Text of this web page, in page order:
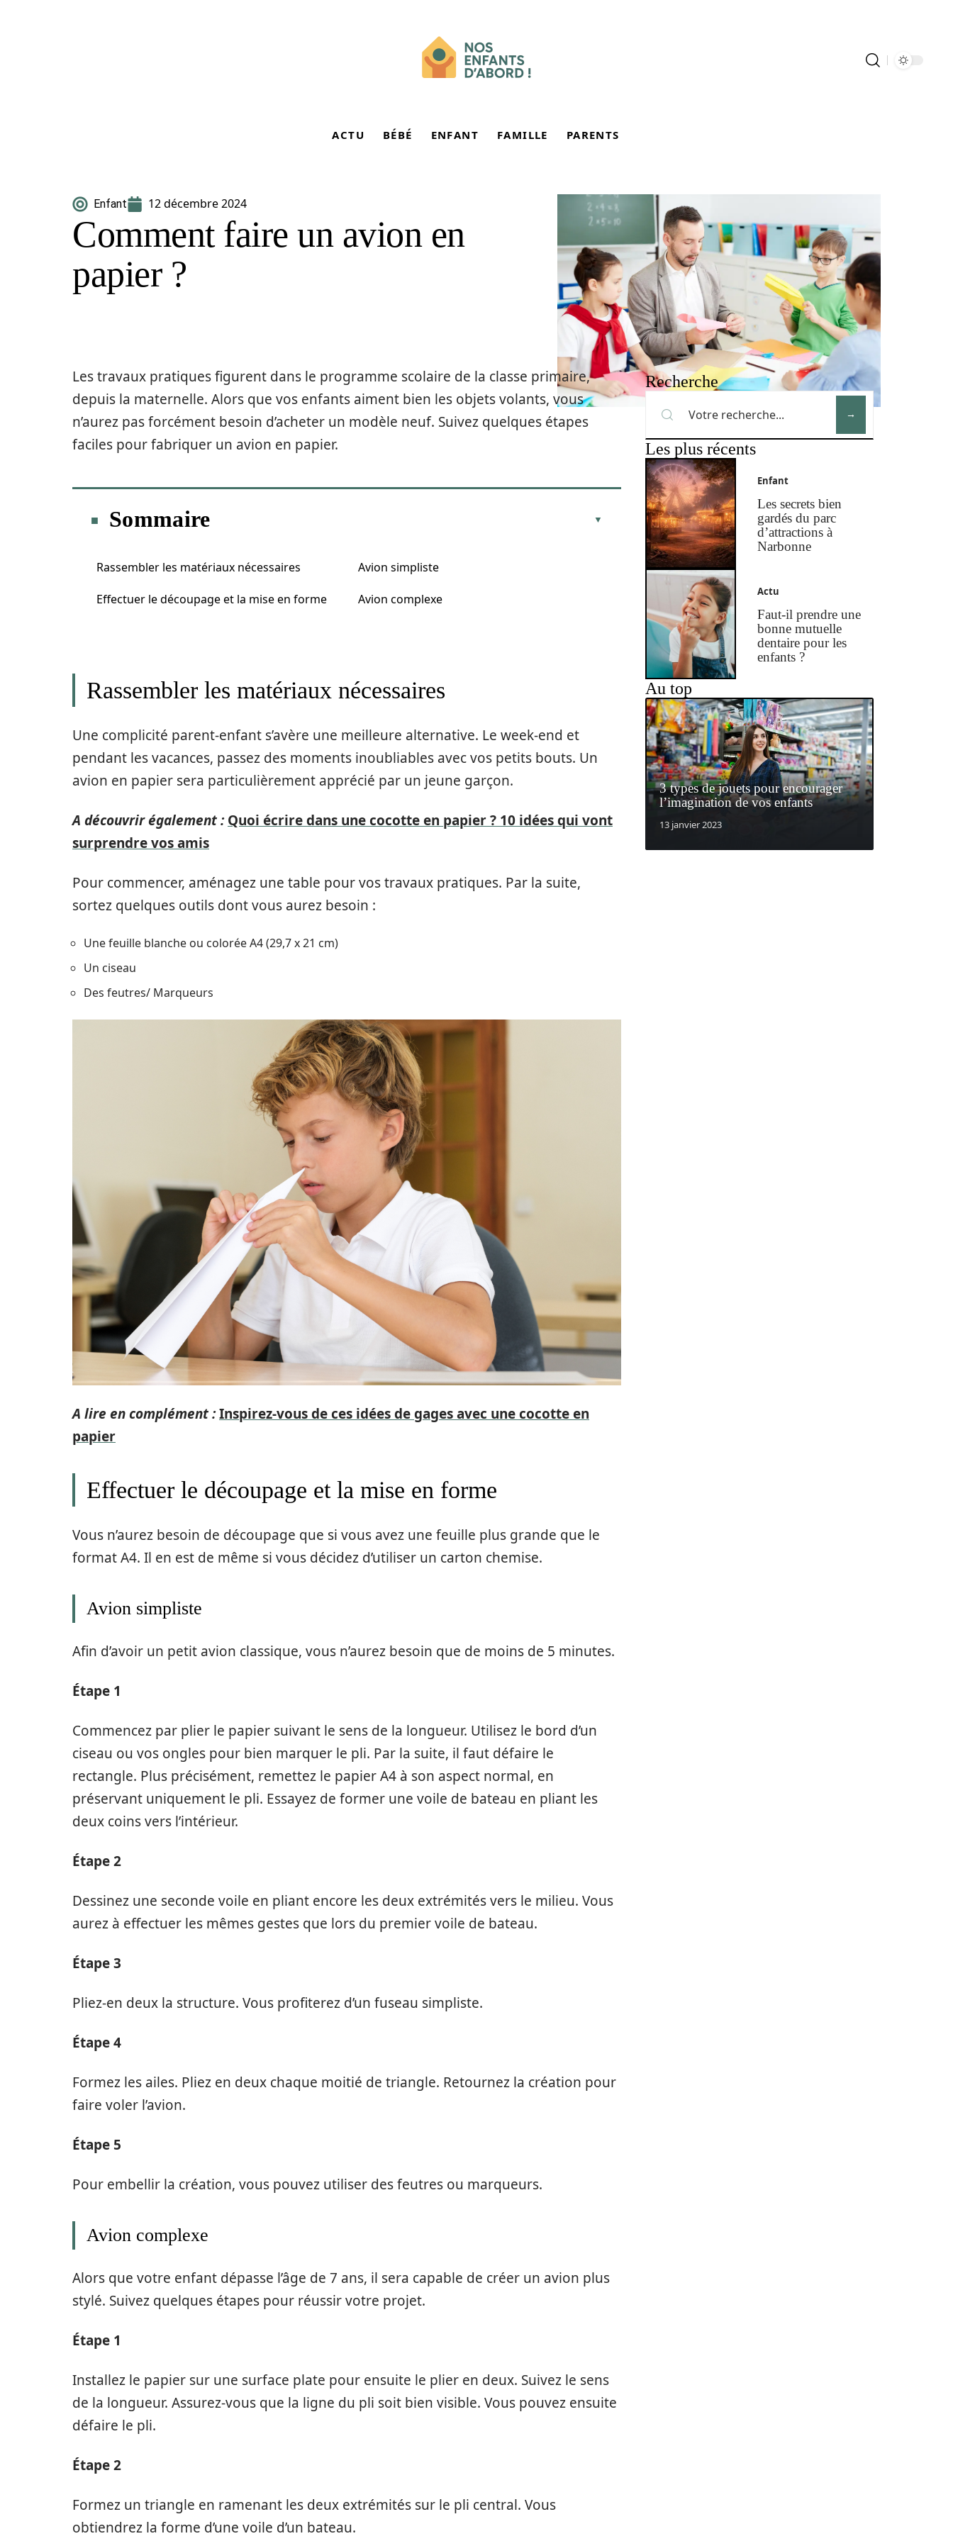
ACTU BÉBÉ ENFANT FAMILLE PARENTS
Enfant 12 décembre 2024
Comment faire un avion en
papier ?
Les travaux pratiques figurent dans le programme scolaire de la classe primaire,
depuis la maternelle. Alors que vos enfants aiment bien les objets volants, vous
n’aurez pas forcément besoin d’acheter un modèle neuf. Suivez quelques étapes
faciles pour fabriquer un avion en papier.
Sommaire
Rassembler les matériaux nécessaires
Effectuer le découpage et la mise en forme
Avion simpliste
Avion complexe
Rassembler les matériaux nécessaires
Une complicité parent-enfant s’avère une meilleure alternative. Le week-end et
pendant les vacances, passez des moments inoubliables avec vos petits bouts. Un
avion en papier sera particulièrement apprécié par un jeune garçon.
A découvrir également : Quoi écrire dans une cocotte en papier ? 10 idées qui vont
surprendre vos amis
Pour commencer, aménagez une table pour vos travaux pratiques. Par la suite,
sortez quelques outils dont vous aurez besoin :
Une feuille blanche ou colorée A4 (29,7 x 21 cm)
Un ciseau
Des feutres/ Marqueurs
A lire en complément :Inspirez-vous de ces idées de gages avec une cocotte en
papier
Effectuer le découpage et la mise en forme
Vous n’aurez besoin de découpage que si vous avez une feuille plus grande que le
format A4. Il en est de même si vous décidez d’utiliser un carton chemise.
Avion simpliste
Afin d’avoir un petit avion classique, vous n’aurez besoin que de moins de 5 minutes.
Étape 1
Commencez par plier le papier suivant le sens de la longueur. Utilisez le bord d’un
ciseau ou vos ongles pour bien marquer le pli. Par la suite, il faut défaire le
rectangle. Plus précisément, remettez le papier A4 à son aspect normal, en
préservant uniquement le pli. Essayez de former une voile de bateau en pliant les
deux coins vers l’intérieur.
Étape 2
Dessinez une seconde voile en pliant encore les deux extrémités vers le milieu. Vous
aurez à effectuer les mêmes gestes que lors du premier voile de bateau.
Étape 3
Pliez-en deux la structure. Vous profiterez d’un fuseau simpliste.
Étape 4
Formez les ailes. Pliez en deux chaque moitié de triangle. Retournez la création pour
faire voler l’avion.
Étape 5
Pour embellir la création, vous pouvez utiliser des feutres ou marqueurs.
Avion complexe
Alors que votre enfant dépasse l’âge de 7 ans, il sera capable de créer un avion plus
stylé. Suivez quelques étapes pour réussir votre projet.
Étape 1
Installez le papier sur une surface plate pour ensuite le plier en deux. Suivez le sens
de la longueur. Assurez-vous que la ligne du pli soit bien visible. Vous pouvez ensuite
défaire le pli.
Étape 2
Formez un triangle en ramenant les deux extrémités sur le pli central. Vous
obtiendrez la forme d’une voile d’un bateau.
Recherche
Les plus récents
Enfant
Les secrets bien
gardés du parc
d’attractions à
Narbonne
Actu
Faut-il prendre une
bonne mutuelle
dentaire pour les
enfants ?
Au top
3 types de jouets pour encourager
l’imagination de vos enfants
13 janvier 2023